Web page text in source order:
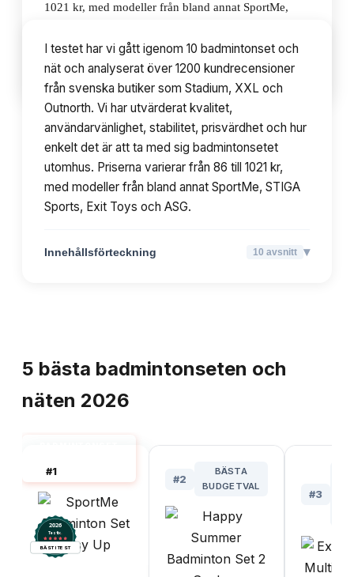
1021 kr, med modeller från bland annat SportMe,
Innehållsförteckning 10avsnitt
I testet har vi gått igenom 10 badmintonset och
nät och analyserat över 1200 kundrecensioner
från svenska butiker som Stadium, XXL och
Outnorth. Vi har utvärderat kvalitet,
användarvänlighet, stabilitet, prisvärdhet och hur
enkelt det är att ta med sig badmintonsetet
utomhus. Priserna varierar från 86 till 1021 kr,
med modeller från bland annat SportMe, STIGA
Sports, Exit Toys och ASG.
Innehållsförteckning 10 avsnitt ▾
5 bästa badmintonseten och
näten 2026
#1
2026
Testix.
BÄST I TEST
#2
BÄSTA
BUDGETVAL
#3